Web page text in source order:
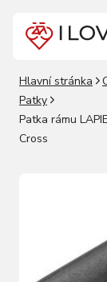
Hlavní stránka
Patky
Patka rámu
Cross